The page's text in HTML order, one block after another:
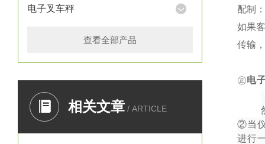
电子叉车秤
查看全部产品
相关文章 / ARTICLE
配制
如果
传输
㊣电
②当
进行